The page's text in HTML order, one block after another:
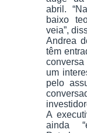
abril.
baixo
veia”,
Andrea
têm
um
pelo
A
ainda